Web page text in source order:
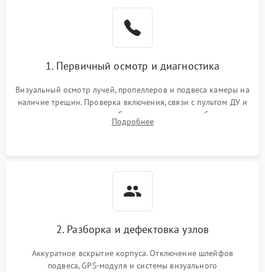
1. Первичный осмотр и диагностика
Визуальный осмотр лучей, пропеллеров и подвеса камеры на
наличие трещин. Проверка включения, связи с пультом ДУ и
передачи видеосигнала. Считывание логов ошибок через
полетное ПО для определения характера неисправности.
Подробнее
2. Разборка и дефектовка узлов
Аккуратное вскрытие корпуса. Отключение шлейфов
подвеса, GPS-модуля и системы визуального